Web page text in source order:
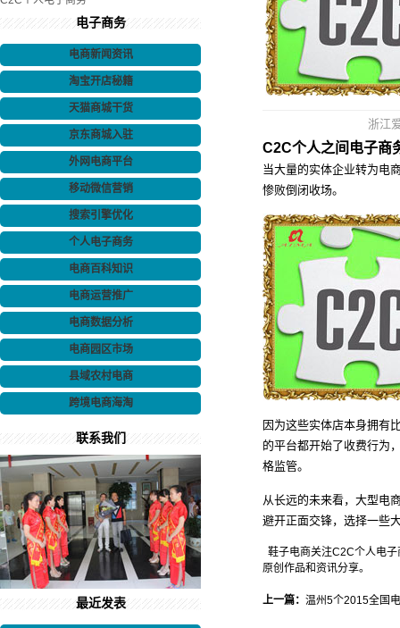
浙江
C2C个人之间电子商
当大量的实体企业转为电
惨败倒闭收场。
因为这些实体店本身拥有
的平台都开始了收费行为
格监管。
从长远的未来看，大型电
避开正面交锋，选择一些
鞋子电商关注C2C个人电
原创作品和资讯分享。
上一篇： 温州5个2015全国
电子商务
电商新闻资讯
淘宝开店秘籍
天猫商城干货
京东商城入驻
外网电商平台
移动微信营销
搜索引擎优化
个人电子商务
电商百科知识
电商运营推广
电商数据分析
电商园区市场
县域农村电商
跨境电商海淘
联系我们
最近发表